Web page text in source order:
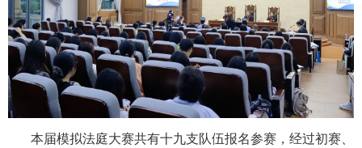
本届模拟法庭大赛共有十九支队伍报名参赛，经过初赛、